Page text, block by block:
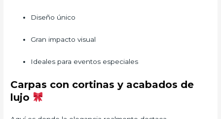
Diseño único
Gran impacto visual
Ideales para eventos especiales
Carpas con cortinas y acabados de
lujo